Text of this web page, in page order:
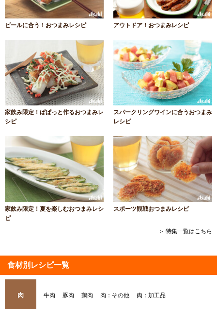
ビールに合う！おつまみレシピ アウトドア！おつまみレシピ
家飲み限定！ぱぱっと作るおつまみレ
シピ
スパークリングワインに合うおつまみ
レシピ
家飲み限定！夏を楽しむおつまみレシ
ピ
スポーツ観戦おつまみレシピ
＞ 特集一覧はこちら
食材別レシピ一覧
肉 牛肉 豚肉 鶏肉 肉：その他 肉：加工品